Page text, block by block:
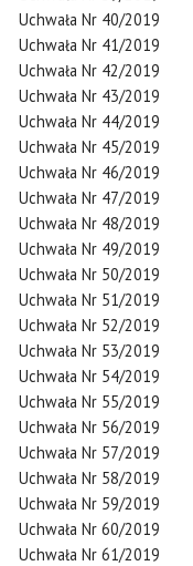
Uchwała Nr 40/2019
Uchwała Nr 41/2019
Uchwała Nr 42/2019
Uchwała Nr 43/2019
Uchwała Nr 44/2019
Uchwała Nr 45/2019
Uchwała Nr 46/2019
Uchwała Nr 47/2019
Uchwała Nr 48/2019
Uchwała Nr 49/2019
Uchwała Nr 50/2019
Uchwała Nr 51/2019
Uchwała Nr 52/2019
Uchwała Nr 53/2019
Uchwała Nr 54/2019
Uchwała Nr 55/2019
Uchwała Nr 56/2019
Uchwała Nr 57/2019
Uchwała Nr 58/2019
Uchwała Nr 59/2019
Uchwała Nr 60/2019
Uchwała Nr 61/2019